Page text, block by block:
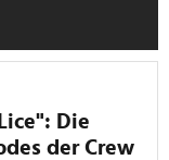
Die
der Crew